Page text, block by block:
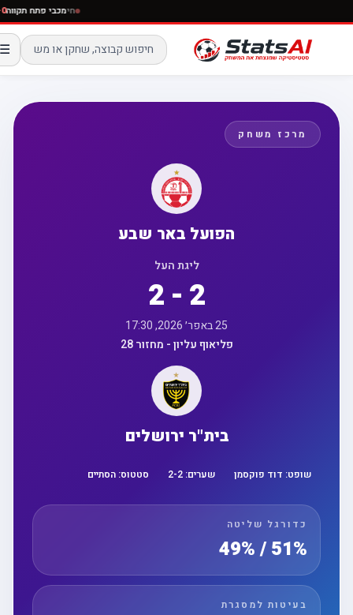
חימכבי פתח
☰
מרכז משחק
הפועל באר שבע
ליגת העל
2 - 2
25 באפר׳ 2026, 17:30
פליאוף עליון - מחזור 28
בית"ר ירושלים
שופט:דוד פוקסמן שערים: 2 -2 סטטוס:הסתיים
כדורגל שליטה
51% / 49%
בעיטות למסגרת